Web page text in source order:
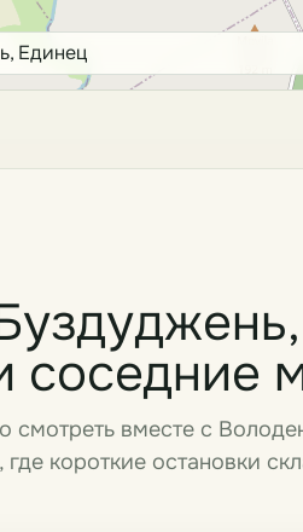
Единец
соседние
смотреть вместе с
короткие остановки